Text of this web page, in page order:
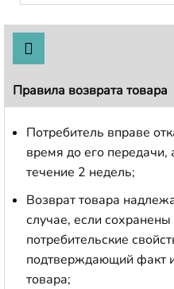
Правила возврата товара
Потребитель вправе
время до его
течение 2 недель;
Возврат товара
случае, если
потребительские
подтверждающий факт
товара;